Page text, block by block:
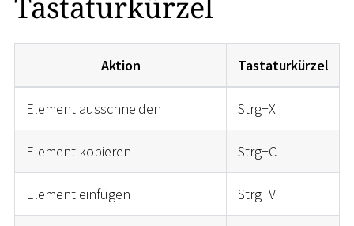
Tastaturkürzel
Aktion Tastaturkürzel
Element ausschneiden Strg+X
Element kopieren Strg+C
Element einfügen Strg+V